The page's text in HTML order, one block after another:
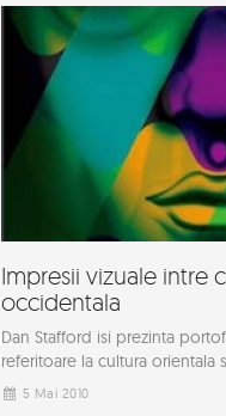
Impresii vizuale intre
occidentala
Dan Stafford isi prezinta
referitoare la cultura orientala
5 Mai 2010